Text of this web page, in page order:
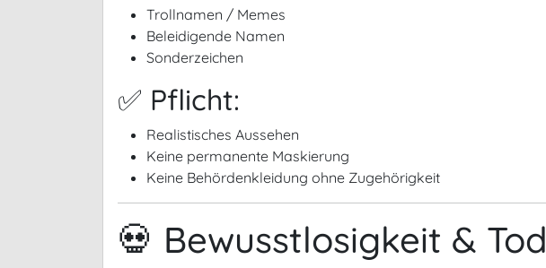
Trollnamen / Memes
Beleidigende Namen
Sonderzeichen
✅ Pflicht:
Realistisches Aussehen
Keine permanente Maskierung
Keine Behördenkleidung ohne Zugehörigkeit
💀 Bewusstlosigkeit & Tod